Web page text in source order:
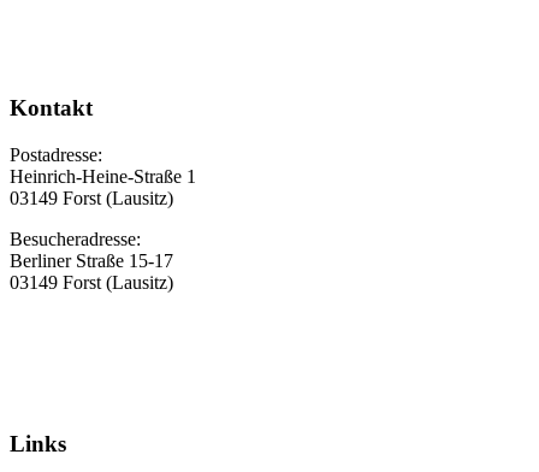
Kontakt
Postadresse:
Heinrich-Heine-Straße 1
03149 Forst (Lausitz)
Besucheradresse:
Berliner Straße 15-17
03149 Forst (Lausitz)
Links